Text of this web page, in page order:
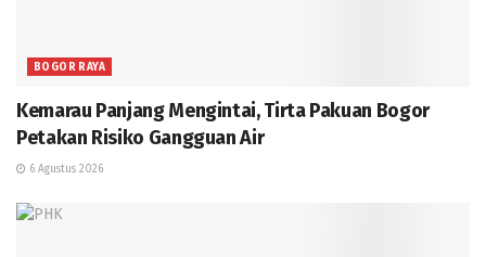
BOGOR RAYA
Kemarau Panjang Mengintai, Tirta Pakuan Bogor
Petakan Risiko Gangguan Air
6 Agustus 2026